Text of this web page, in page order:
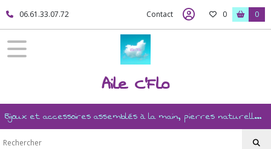
06.61.33.07.72 Contact 0 0
Aile C'Flo
Bijoux et accessoires assemblés à la main, pierres naturelles, ésotérisme, revente, et mercerie créative